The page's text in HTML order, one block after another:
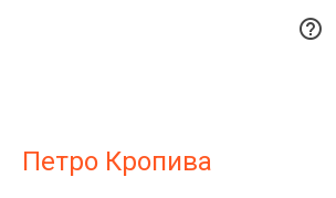

Петро Кропива